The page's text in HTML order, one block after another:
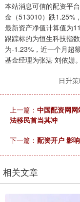
本站消息可信的配资平
金（513010）跌1.25%
最新资产净值计算值为
跟踪标的为恒生科技指
为-1.23%，近一个月超
基金经理为张湛 刘依姗。
日升
上一篇： 中国配资网
法移民首当其冲
下一篇： 配资开户 影
相关文章